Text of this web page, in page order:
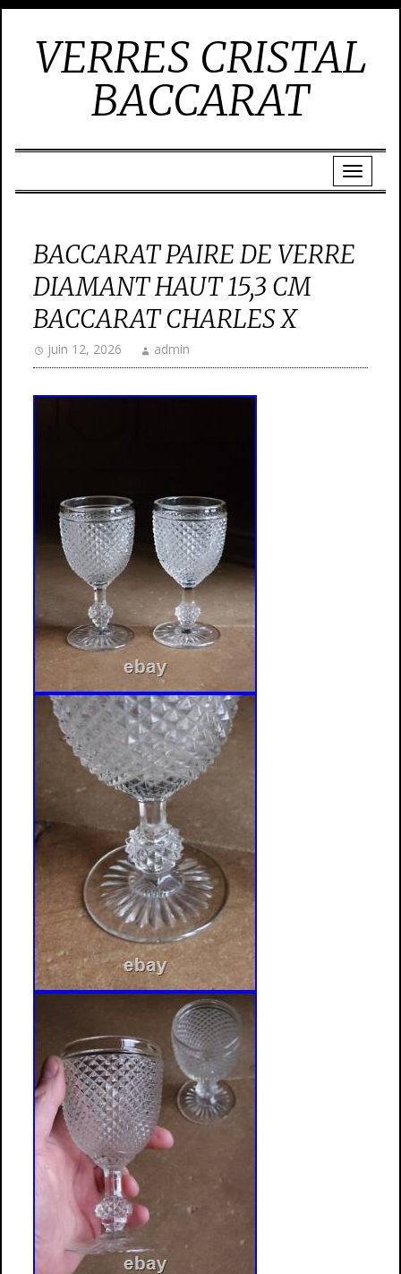
VERRES CRISTAL
BACCARAT
BACCARAT PAIRE DE VERRE
DIAMANT HAUT 15,3 CM
BACCARAT CHARLES X
juin 12, 2026 admin